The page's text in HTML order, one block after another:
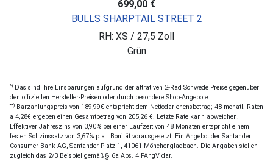
699,00 €
BULLS SHARPTAIL STREET 2
RH: XS / 27,5 Zoll
Grün
*) Das sind Ihre Einsparungen aufgrund der attrativen 2-Rad Schwede Preise gegenüber
den offiziellen Hersteller-Preisen oder durch besondere Shop-Angebote
**) Barzahlungspreis von 189,99€ entspricht dem Nettodarlehensbetrag; 48 monatl. Raten
a 4,28€ ergeben einen Gesamtbetrag von 205,26 €. Letzte Rate kann abweichen.
Effektiver Jahreszins von 3,90% bei einer Laufzeit von 48 Monaten entspricht einem
festen Sollzinssatz von 3,67% p.a.. Bonität vorausgesetzt. Ein Angebot der Santander
Consumer Bank AG, Santander-Platz 1, 41061 Mönchengladbach. Die Angaben stellen
zugleich das 2/3 Beispiel gemäß § 6a Abs. 4 PAngV dar.